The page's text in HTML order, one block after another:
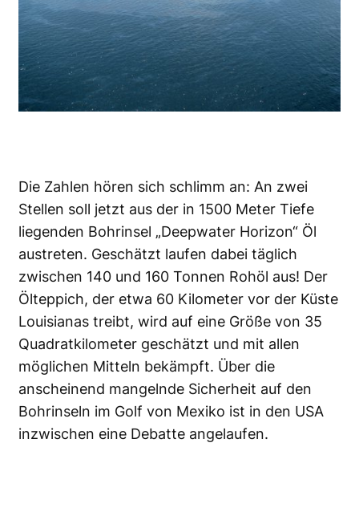
Die Zahlen hören sich schlimm an: An zwei
Stellen soll jetzt aus der in 1500 Meter Tiefe
liegenden Bohrinsel „Deepwater Horizon“ Öl
austreten. Geschätzt laufen dabei täglich
zwischen 140 und 160 Tonnen Rohöl aus! Der
Ölteppich, der etwa 60 Kilometer vor der Küste
Louisianas treibt, wird auf eine Größe von 35
Quadratkilometer geschätzt und mit allen
möglichen Mitteln bekämpft. Über die
anscheinend mangelnde Sicherheit auf den
Bohrinseln im Golf von Mexiko ist in den USA
inzwischen eine Debatte angelaufen.